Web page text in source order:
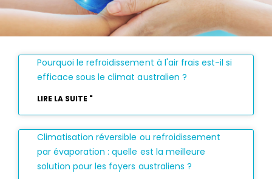
Pourquoi le refroidissement à l'air frais est-il si
efficace sous le climat australien ?
LIRE LA SUITE "
Climatisation réversible ou refroidissement
par évaporation : quelle est la meilleure
solution pour les foyers australiens ?